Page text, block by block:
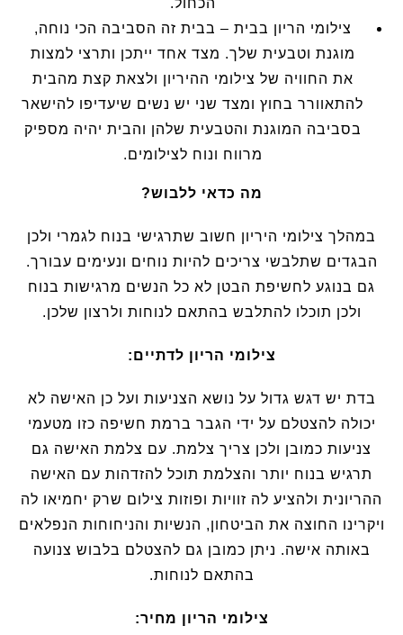
הכחול.
צילומי הריון בבית – בבית זה הסביבה הכי נוחה,
מוגנת וטבעית שלך. מצד אחד ייתכן ותרצי למצות
את החוויה של צילומי ההיריון ולצאת קצת מהבית
להתאוורר בחוץ ומצד שני יש נשים שיעדיפו להישאר
בסביבה המוגנת והטבעית שלהן והבית יהיה מספיק
מרווח ונוח לצילומים.
מה כדאי ללבוש?
במהלך צילומי היריון חשוב שתרגישי בנוח לגמרי ולכן
הבגדים שתלבשי צריכים להיות נוחים ונעימים עבורך.
גם בנוגע לחשיפת הבטן לא כל הנשים מרגישות בנוח
ולכן תוכלו להתלבש בהתאם לנוחות ולרצון שלכן.
צילומי הריון לדתיים:
בדת יש דגש גדול על נושא הצניעות ועל כן האישה לא
יכולה להצטלם על ידי הגבר ברמת חשיפה כזו מטעמי
צניעות כמובן ולכן צריך צלמת. עם צלמת האישה גם
תרגיש בנוח יותר והצלמת תוכל להזדהות עם האישה
ההריונית ולהציע לה זוויות ופוזות צילום שרק יחמיאו לה
ויקרינו החוצה את הביטחון, הנשיות והניחוחות הנפלאים
באותה אישה. ניתן כמובן גם להצטלם בלבוש צנועה
בהתאם לנוחות.
צילומי הריון מחיר: